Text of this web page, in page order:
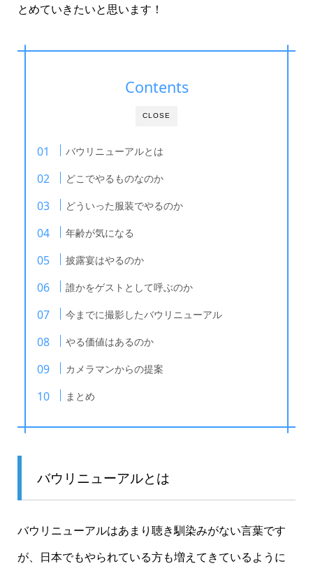
とめていきたいと思います！
CLOSE
Contents
バウリニューアルとは
どこでやるものなのか
どういった服装でやるのか
年齢が気になる
披露宴はやるのか
誰かをゲストとして呼ぶのか
今までに撮影したバウリニューアル
やる価値はあるのか
カメラマンからの提案
まとめ
バウリニューアルとは
バウリニューアルはあまり聴き馴染みがない言葉です
が、日本でもやられている方も増えてきているように